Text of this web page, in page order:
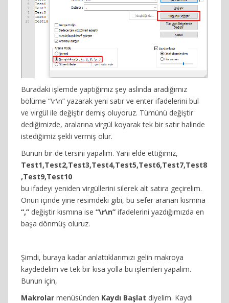
Buradaki işlemde yaptığımız şey aslında aradığımız
bölüme “\r\n” yazarak yeni satır ve enter ifadelerini bul
ve virgül ile değiştir demiş oluyoruz. Tümünü değiştir
dediğimizde, aralarına virgül koyarak tek bir satır halinde
istediğimiz şekli vermiş olur.
Bunun bir de tersini yapalım. Yani elde ettiğimiz,
Test1,Test2,Test3,Test4,Test5,Test6,Test7,Test8
,Test9,Test10
bu ifadeyi yeniden virgüllerini silerek alt satıra geçirelim.
Onun içinde yine resimdeki gibi, bu sefer aranan kısmına
“,” değiştir kısmına ise “\r\n” ifadelerini yazdığımızda en
başa dönmüş oluruz.
Şimdi, buraya kadar anlattıklarımızı gelin makroya
kaydedelim ve tek bir kısa yolla bu işlemleri yapalım.
Bunun için,
Makrolar menüsünden Kaydı Başlat diyelim. Kaydı